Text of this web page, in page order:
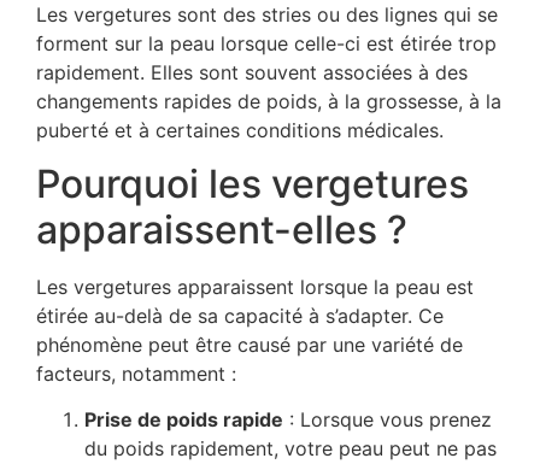
Les vergetures sont des stries ou des lignes qui se
forment sur la peau lorsque celle-ci est étirée trop
rapidement. Elles sont souvent associées à des
changements rapides de poids, à la grossesse, à la
puberté et à certaines conditions médicales.
Pourquoi les vergetures
apparaissent-elles ?
Les vergetures apparaissent lorsque la peau est
étirée au-delà de sa capacité à s’adapter. Ce
phénomène peut être causé par une variété de
facteurs, notamment :
Prise de poids rapide : Lorsque vous prenez
du poids rapidement, votre peau peut ne pas